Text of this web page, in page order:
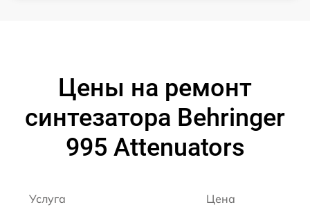
Цены на ремонт
синтезатора Behringer
995 Attenuators
Услуга Цена